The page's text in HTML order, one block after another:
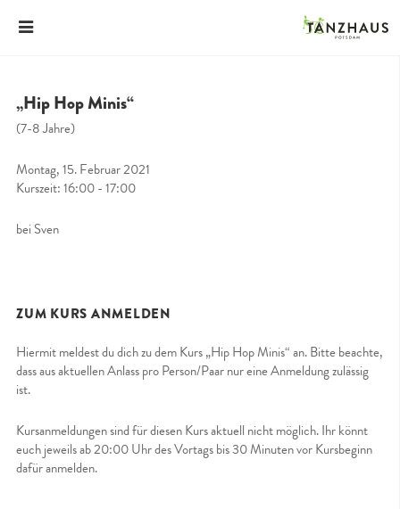
„Hip Hop Minis“
(7-8 Jahre)
Montag, 15. Februar 2021
Kurszeit: 16:00 - 17:00
bei Sven
ZUM KURS ANMELDEN
Hiermit meldest du dich zu dem Kurs „Hip Hop Minis“ an. Bitte beachte,
dass aus aktuellen Anlass pro Person/Paar nur eine Anmeldung zulässig
ist.
Kursanmeldungen sind für diesen Kurs aktuell nicht möglich. Ihr könnt
euch jeweils ab 20:00 Uhr des Vortags bis 30 Minuten vor Kursbeginn
dafür anmelden.